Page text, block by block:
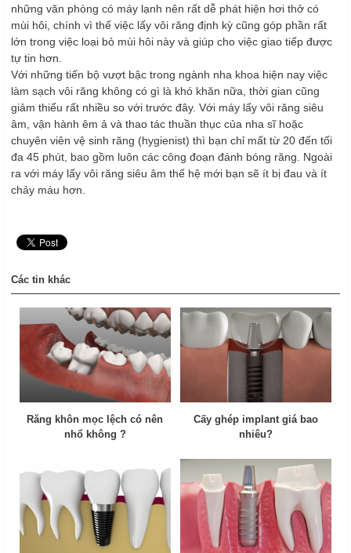
những văn phòng có máy lạnh nên rất dễ phát hiện hơi thở có
mùi hôi, chính vì thế việc lấy vôi răng định kỳ cũng góp phần rất
lớn trong việc loại bỏ mùi hôi này và giúp cho việc giao tiếp được
tự tin hơn.
Với những tiến bộ vượt bậc trong ngành nha khoa hiện nay việc
làm sạch vôi răng không có gì là khó khăn nữa, thời gian cũng
giảm thiểu rất nhiều so với trước đây. Với máy lấy vôi răng siêu
âm, vận hành êm ả và thao tác thuần thục của nha sĩ hoặc
chuyên viên vệ sinh răng (hygienist) thì bạn chỉ mất từ 20 đến tối
đa 45 phút, bao gồm luôn các công đoạn đánh bóng răng. Ngoài
ra với máy lấy vôi răng siêu âm thế hệ mới bạn sẽ ít bị đau và ít
chảy máu hơn.
Các tin khác
Răng khôn mọc lệch có nên
nhổ không ?
Cấy ghép implant giá bao
nhiêu?